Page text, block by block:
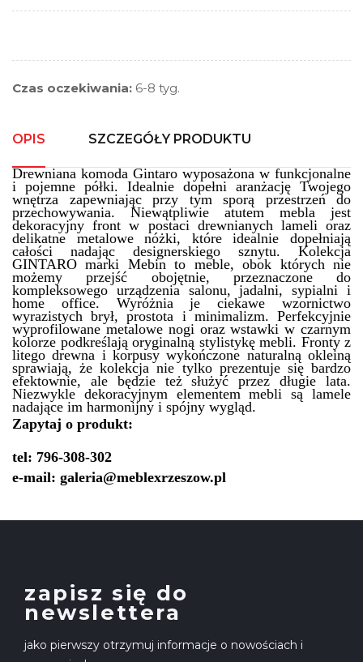
Czas oczekiwania: 6-8 tyg.
OPIS SZCZEGÓŁY PRODUKTU
Drewniana komoda Gintaro wyposażona w funkcjonalne
i pojemne półki. Idealnie dopełni aranżację Twojego
wnętrza zapewniając przy tym sporą przestrzeń do
przechowywania. Niewątpliwie atutem mebla jest
dekoracyjny front w postaci drewnianych lameli oraz
delikatne metalowe nóżki, które idealnie dopełniają
całości nadając designerskiego sznytu. Kolekcja
GINTARO marki Mebin to meble, obok których nie
możemy przejść obojętnie, przeznaczone do
kompleksowego urządzenia salonu, jadalni, sypialni i
home office. Wyróżnia je ciekawe wzornictwo
wyrazistych brył,prostota i minimalizm. Perfekcyjnie
wyprofilowane metalowe nogi oraz wstawki w czarnym
kolorze podkreślają oryginalną stylistykę mebli. Fronty z
litego drewna i korpusy wykończone naturalną okleiną
sprawiają, że kolekcja nie tylko prezentuje się bardzo
efektownie, ale będzie też służyć przez długie lata.
Niezwykle dekoracyjnym elementem mebli są lamele
nadające im harmonijny i spójny wygląd.
Zapytaj o produkt:
tel: 796-308-302
e-mail: galeria@meblexrzeszow.pl
zapisz się do
newslettera
jako pierwszy otrzymuj informacje o nowościach i